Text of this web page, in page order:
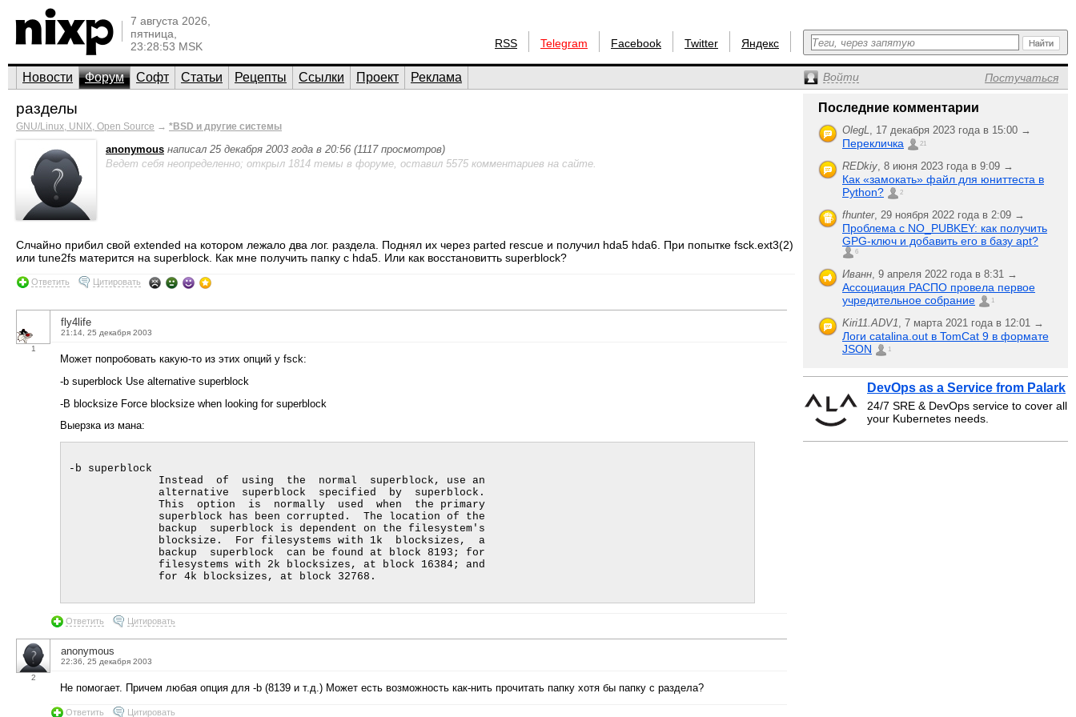
7 августа 2026,
пятница,
23:28:53 MSK
RSS Telegram Facebook Twitter Яндекс
Новости Форум Софт Статьи Рецепты Ссылки Проект Реклама Войти Постучаться
разделы
GNU/Linux, UNIX, Open Source → *BSD и другие системы
anonymous написал 25 декабря 2003 года в 20:56 (1117 просмотров)
Ведет себя неопределенно; открыл 1814 темы в форуме, оставил 5575 комментариев на сайте.
Слчайно прибил свой extended на котором лежало два лог. раздела. Поднял их через parted rescue и получил hda5 hda6. При попытке fsck.ext3(2)
или tune2fs матерится на superblock. Как мне получить папку с hda5. Или как восстановитть superblock?
Ответить Цитировать
1
fly4life
21:14, 25 декабря 2003
Может попробовать какую-то из этих опций у fsck:
-b superblock Use alternative superblock
-B blocksize Force blocksize when looking for superblock
Выерзка из мана:
-b superblock
              for 4k blocksizes, at block 32768.
Ответить Цитировать
2
anonymous
22:36, 25 декабря 2003
Не помогает. Причем любая опция для -b (8139 и т.д.) Может есть возможность как-нить прочитать папку хотя бы папку с раздела?
Ответить Цитировать
Последние комментарии
OlegL, 17 декабря 2023 года в 15:00 →
Перекличка 21
REDkiy, 8 июня 2023 года в 9:09 →
Как «замокать» файл для юниттеста в
Python?
2
fhunter, 29 ноября 2022 года в 2:09 →
Проблема с NO_PUBKEY: как получить
GPG-ключ и добавить его в базу apt?
6
Иванн, 9 апреля 2022 года в 8:31 →
Ассоциация РАСПО провела первое
учредительное собрание
1
Kiri11.ADV1, 7 марта 2021 года в 12:01 →
Логи catalina.out в TomCat 9 в формате
JSON
1
DevOps as a Service from Palark
24/7 SRE & DevOps service to cover all
your Kubernetes needs.